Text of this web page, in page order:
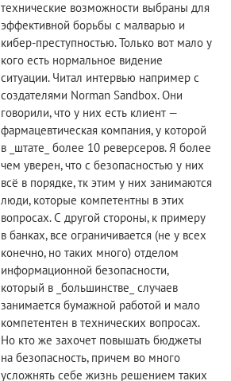
технические возможности выбраны для
эффективной борьбы с малварью и
кибер-преступностью. Только вот мало у
кого есть нормальное видение
ситуации. Читал интервью например с
создателями Norman Sandbox. Они
говорили, что у них есть клиент —
фармацевтическая компания, у которой
в _штате_ более 10 реверсеров. Я более
чем уверен, что с безопасностью у них
всё в порядке, тк этим у них занимаются
люди, которые компетентны в этих
вопросах. С другой стороны, к примеру
в банках, все ограничивается (не у всех
конечно, но таких много) отделом
информационной безопасности,
который в _большинстве_ случаев
занимается бумажной работой и мало
компетентен в технических вопросах.
Но кто же захочет повышать бюджеты
на безопасность, причем во много
усложнять себе жизнь решением таких